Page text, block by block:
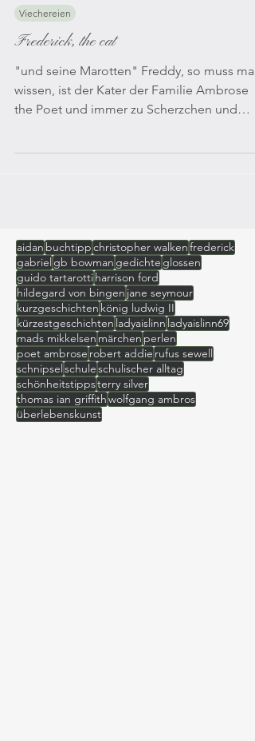
Lady Aislinn
Viechereien
Frederick, the cat
"und seine Marotten" Freddy, so muss man
aidanbuchtippchristopher walkenfrederick
gabrielgb bowmangedichteglossen
guido tartarottiharrison ford
hildegard von bingenjane seymour
kurzgeschichtenkönig ludwig II
kürzestgeschichtenladyaislinnladyaislinn69
mads mikkelsenmärchenperlen
poet ambroserobert addierufus sewell
schnipselschuleschulischer alltag
schönheitstippsterry silver